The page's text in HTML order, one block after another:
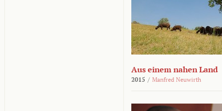
Aus einem nahen Land
2015 / Manfred Neuwirth